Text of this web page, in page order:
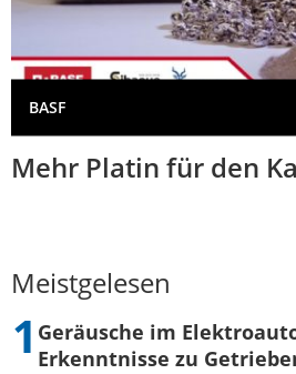
BASF
Mehr Platin für den
Meistgelesen
Geräusche im
Erkenntnisse zu